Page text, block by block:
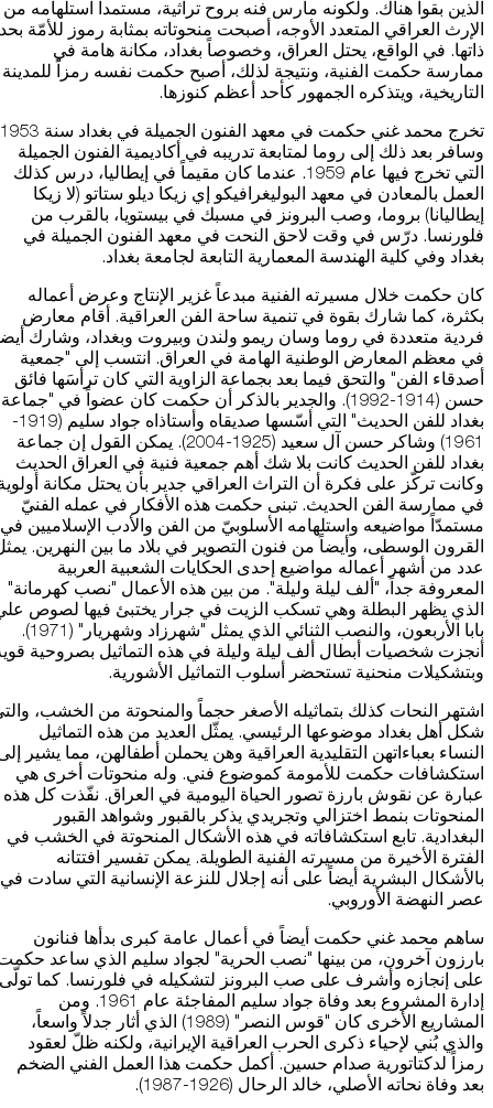
الذين بقوا هناك. ولكونه مارس فنه بروح تراثية، مستمداً استلهامه من
الإرث العراقي المتعدد الأوجه، أصبحت منحوتاته بمثابة رموز للأمّة بحد
ذاتها. في الواقع، يحتل العراق، وخصوصاً بغداد، مكانة هامة في
ممارسة حكمت الفنية، ونتيجة لذلك، أصبح حكمت نفسه رمزاً للمدينة
التاريخية، ويتذكره الجمهور كأحد أعظم كنوزها.
تخرج محمد غني حكمت في معهد الفنون الجميلة في بغداد سنة 1953
وسافر بعد ذلك إلى روما لمتابعة تدريبه في أكاديمية الفنون الجميلة
التي تخرج فيها عام 1959. عندما كان مقيماً في إيطاليا، درس كذلك
العمل بالمعادن في معهد البوليغرافيكو إي زيكا ديلو ستاتو (لا زيكا
إيطاليانا) بروما، وصب البرونز في مسبك في بيستويا، بالقرب من
فلورنسا. درّس في وقت لاحق النحت في معهد الفنون الجميلة في
بغداد وفي كلية الهندسة المعمارية التابعة لجامعة بغداد.
كان حكمت خلال مسيرته الفنية مبدعاً غزير الإنتاج وعرض أعماله
بكثرة، كما شارك بقوة في تنمية ساحة الفن العراقية. أقام معارض
فردية متعددة في روما وسان ريمو ولندن وبيروت وبغداد، وشارك
في معظم المعارض الوطنية الهامة في العراق. انتسب إلى "جمعية
أصدقاء الفن" والتحق فيما بعد بجماعة الزاوية التي كان ترأسَها فائق
حسن (1914-1992). والجدير بالذكر أن حكمت كان عضواً في "جماعة
بغداد للفن الحديث" التي أسّسها صديقاه وأستاذاه جواد سليم (1919-
1961) وشاكر حسن آل سعيد (1925-2004). يمكن القول إن جماعة
بغداد للفن الحديث كانت بلا شك أهم جمعية فنية في العراق الحديث
وكانت تركّز على فكرة أن التراث العراقي جدير بأن يحتل مكانة
في ممارسة الفن الحديث. تبنى حكمت هذه الأفكار في عمله الفنيّ
مستمدّاً مواضيعه واستلهامه الأسلوبيّ من الفن والأدب الإسلاميين في
القرون الوسطى، وأيضاً من فنون التصوير في بلاد ما بين النهرين.
عدد من أشهر أعماله مواضيع إحدى الحكايات الشعبية العربية
المعروفة جداً، "ألف ليلة وليلة". من بين هذه الأعمال "نصب كهرمانة"
الذي يظهر البطلة وهي تسكب الزيت في جرار يختبئ فيها لصوص
بابا الأربعون، والنصب الثنائي الذي يمثل "شهرزاد وشهريار" (1971).
أنجزت شخصيات أبطال ألف ليلة وليلة في هذه التماثيل بصروحية
وبتشكيلات منحنية تستحضر أسلوب التماثيل الأشورية.
اشتهر النحات كذلك بتماثيله الأصغر حجماً والمنحوتة من الخشب،
شكل أهل بغداد موضوعها الرئيسي. يمثّل العديد من هذه التماثيل
النساء بعباءاتهن التقليدية العراقية وهن يحملن أطفالهن، مما يشير
استكشافات حكمت للأمومة كموضوع فني. وله منحوتات أخرى هي
عبارة عن نقوش بارزة تصور الحياة اليومية في العراق. نفّذت كل هذه
المنحوتات بنمط اختزالي وتجريدي يذكر بالقبور وشواهد القبور
البغدادية. تابع استكشافاته في هذه الأشكال المنحوتة في الخشب في
الفترة الأخيرة من مسيرته الفنية الطويلة. يمكن تفسير افتتانه
بالأشكال البشرية أيضاً على أنه إجلال للنزعة الإنسانية التي سادت في
عصر النهضة الأوروبي.
ساهم محمد غني حكمت أيضاً في أعمال عامة كبرى بدأها فنانون
بارزون آخرون، من بينها "نصب الحرية" لجواد سليم الذي ساعد
على إنجازه وأشرف على صب البرونز لتشكيله في فلورنسا. كما تولّى
إدارة المشروع بعد وفاة جواد سليم المفاجئة عام 1961. ومن
المشاريع الأخرى كان "قوس النصر" (1989) الذي أثار جدلاً واسعاً،
والذي بُني لإحياء ذكرى الحرب العراقية الإيرانية، ولكنه ظلّ لعقود
رمزاً لدكتاتورية صدام حسين. أكمل حكمت هذا العمل الفني الضخم
بعد وفاة نحاته الأصلي، خالد الرحال (1926-1987).